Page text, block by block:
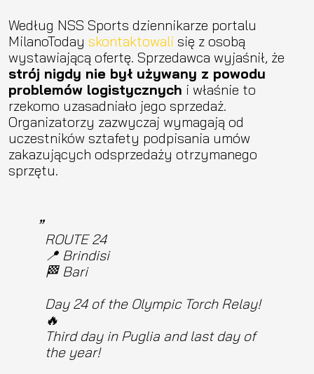
Według NSS Sports dziennikarze portalu
MilanoToday skontaktowali się z osobą
wystawiającą ofertę. Sprzedawca wyjaśnił, że
strój nigdy nie był używany z powodu
problemów logistycznych i właśnie to
rzekomo uzasadniało jego sprzedaż.
Organizatorzy zazwyczaj wymagają od
uczestników sztafety podpisania umów
zakazujących odsprzedaży otrzymanego
sprzętu.
ROUTE 24​
📍 Brindisi​
🏁 Bari​
Day 24 of the Olympic Torch Relay!
🔥​
Third day in Puglia and last day of
the year!​